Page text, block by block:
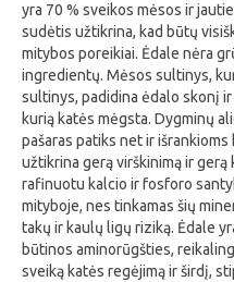
yra 70 % sveikos mėsos ir
sudėtis užtikrina, kad būtų
mitybos poreikiai. Ėdale nėra
ingredientų. Mėsos sultinys,
sultinys, padidina ėdalo skonį
kurią katės mėgsta. Dygminų
pašaras patiks net ir
užtikrina gerą virškinimą ir
rafinuotu kalcio ir fosforo
mityboje, nes tinkamas šių
takų ir kaulų ligų riziką. Ėdale
būtinos aminorūgšties,
sveiką katės regėjimą ir širdį,